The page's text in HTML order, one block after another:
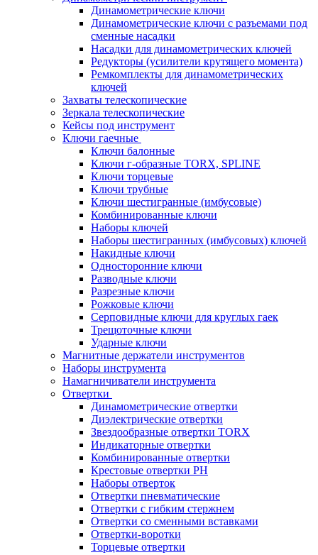
Динамометрические ключи
Динамометрические ключи с разъемами под
сменные насадки
Насадки для динамометрических ключей
Редукторы (усилители крутящего момента)
Ремкомплекты для динамометрических
ключей
Захваты телескопические
Зеркала телескопические
Кейсы под инструмент
Ключи гаечные
Ключи балонные
Ключи г-образные TORX, SPLINE
Ключи торцевые
Ключи трубные
Ключи шестигранные (имбусовые)
Комбинированные ключи
Наборы ключей
Наборы шестигранных (имбусовых) ключей
Накидные ключи
Односторонние ключи
Разводные ключи
Разрезные ключи
Рожковые ключи
Серповидные ключи для круглых гаек
Трещоточные ключи
Ударные ключи
Магнитные держатели инструментов
Наборы инструмента
Намагничиватели инструмента
Отвертки
Динамометрические отвертки
Диэлектрические отвертки
Звездообразные отвертки TORX
Индикаторные отвертки
Комбинированные отвертки
Крестовые отвертки PH
Наборы отверток
Отвертки пневматические
Отвертки с гибким стержнем
Отвертки со сменными вставками
Отвертки-воротки
Торцевые отвертки